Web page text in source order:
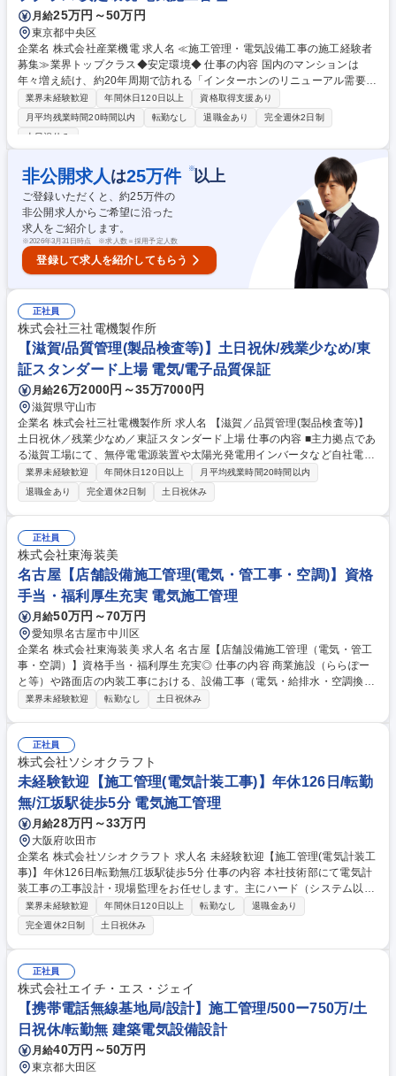
月給25万円～50万円
東京都中央区
企業名 株式会社産業機電 求人名 ≪施工管理・電気設備工事の施工経験者
募集≫業界トップクラス◆安定環境◆ 仕事の内容 国内のマンションは
年々増え続け、約20年周期で訪れる「インターホンのリニューアル需要」
は非常に安定しています。主に三井不動産レジデンシャルグループのマン
ションのインターホンリニューアル工事の施工管理 を担当いただきます。
従業員24名程のアットホームな会社です！ 【仕事の流れ】 現地(マンショ
理・電気設備工事の施工経験者募集≫業界トップクラス◆安定環境◆
業界未経験歓迎 年間休日120日以上
資格取得支援あり
月平均残業時間20時間以内
転勤なし 退職金あり
完全週休2日制
土日祝休み
非公開求人 は25万件 ※以上
ご登録いただくと、約25万件の
非公開求人からご希望に沿った
求人をご紹介します。
※2026年3月31日時点 ※求人数＝採用予定人数
登録して求人を紹介してもらう
正社員
株式会社三社電機製作所
【滋賀/品質管理(製品検査等)】土日祝休/残業少なめ/東
証スタンダード上場 電気/電子品質保証
月給26万2000円～35万7000円
滋賀県守山市
企業名 株式会社三社電機製作所 求人名 【滋賀／品質管理(製品検査等)】
土日祝休／残業少なめ／東証スタンダード上場 仕事の内容 ■主力拠点であ
る滋賀工場にて、無停電電源装置や太陽光発電用インバータなど自社電源
機器の製品検査と出荷判定を担当します。製品の安全性と品質を厳格にチ
ェックし、社会インフラを支える重要なポジションです。 ■出荷前の最終
工程として、製品の仕様、性能、安全性のチェックを遂行します。不適合
が確認された際は速やかに原因を特定し、設計や製造部門と連携して再発
防止策を講じます。 ■下請けではなく、開発から製造まで一貫生産体制を
誇るメーカーだからこそ、自身の判断が製品の信頼性に直結する手応えを
得られます。多様なインフラ製品に携わる中で電気の専門知識を深め、品
質保証のプロフェッショナルとしてスキルを磨けます。 募集職種 【滋賀
／品質管理(製品検査等)】土日祝休／残業少なめ／東証スタンダード上場
業界未経験歓迎 年間休日120日以上
月平均残業時間20時間以内
退職金あり
完全週休2日制 土日祝休み
正社員
株式会社東海装美
名古屋【店舗設備施工管理(電気・管工事・空調)】資格
手当・福利厚生充実 電気施工管理
月給50万円～70万円
愛知県名古屋市中川区
企業名 株式会社東海装美 求人名 名古屋【店舗設備施工管理（電気・管工
事・空調）】資格手当・福利厚生充実◎ 仕事の内容 商業施設（ららぽー
と等）や路面店の内装工事における、設備工事（電気・給排水・空調換
気）の施工管理・積算・技術指導をお任せします。 【具体的には】 ・設
理 ・空間プランナーとの連携し、意匠と設備の干渉チェックや工程調整
・引き渡し後の設備トラブル等の技術的サポート 飲食店の命綱である
「水・電気・空気」を操る、設備スペシャリストとしてご活躍いただけま
す◎ 募集職種 名古屋【店舗設備施工管理（電気・管工事・空調）】資格
手当・福利厚生充実◎
業界未経験歓迎 転勤なし 土日祝休み
正社員
株式会社ソシオクラフト
未経験歓迎【施工管理(電気計装工事)】年休126日/転勤
無/江坂駅徒歩5分 電気施工管理
月給28万円～33万円
大阪府吹田市
企業名 株式会社ソシオクラフト 求人名 未経験歓迎【施工管理(電気計装工
事)】年休126日/転勤無/江坂駅徒歩5分 仕事の内容 本社技術部にて電気計
装工事の工事設計・現場監理をお任せします。主にハード（システム以
外）の管理をお任せします。独り立ちまでOJTで伴走するため、未経験か
ら挑戦したい方も安心してスタートできる環境です。 【具体的な業務につ
いて】 ・施工図作成、工事の客先対応 ・下請け工事業者（外注先）の手
配・連絡 ・現場監督業務 ・工程管理(工事が効率的に進むように段取る)
・予算管理(必要経費の計算や実費の把握) など 募集職種 未経験歓迎【施
工管理(電気計装工事)】年休126日/転勤無/江坂駅徒歩5分
業界未経験歓迎 年間休日120日以上 転勤なし
退職金あり
完全週休2日制
土日祝休み
正社員
株式会社エイチ・エス・ジェイ
【携帯電話無線基地局/設計】施工管理/500ー750万/土
日祝休/転勤無 建築電気設備設計
月給40万円～50万円
東京都大田区